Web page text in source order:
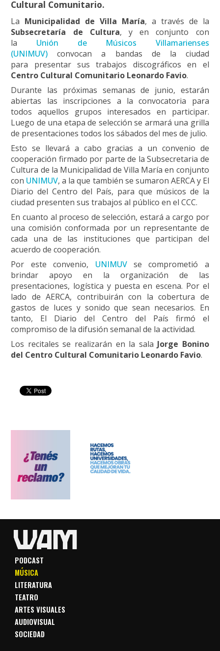
Cultural Comunitario.
La Municipalidad de Villa María, a través de la
Subsecretaría de Cultura, y en conjunto con
la Unión de Músicos Villamarienses
(UNIMUV) convocan a bandas de la ciudad
para presentar sus trabajos discográficos en el
Centro Cultural Comunitario Leonardo Favio.
Durante las próximas semanas de junio, estarán
abiertas las inscripciones a la convocatoria para
todos aquellos grupos interesados en participar.
Luego de una etapa de selección se armará una grilla
de presentaciones todos los sábados del mes de julio.
Esto se llevará a cabo gracias a un convenio de
cooperación firmado por parte de la Subsecretaria de
Cultura de la Municipalidad de Villa María en conjunto
con UNIMUV, a la que también se sumaron AERCA y El
Diario del Centro del País, para que músicos de la
ciudad presenten sus trabajos al público en el CCC.
En cuanto al proceso de selección, estará a cargo por
una comisión conformada por un representante de
cada una de las instituciones que participan del
acuerdo de cooperación.
Por este convenio, UNIMUVse comprometió a
brindar apoyo en la organización de las
presentaciones, logística y puesta en escena. Por el
lado de AERCA, contribuirán con la cobertura de
gastos de luces y sonido que sean necesarios. En
tanto, El Diario del Centro del País firmó el
compromiso de la difusión semanal de la actividad.
Los recitales se realizarán en la sala Jorge Bonino
del Centro Cultural Comunitario Leonardo Favio.
PODCAST
MÚSICA
LITERATURA
TEATRO
ARTES VISUALES
AUDIOVISUAL
SOCIEDAD